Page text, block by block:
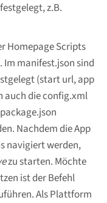
z.B.
Homepage Scripts
manifest.json sind
(start url, app
auch die config.xml
Nachdem die App
navigiert werden,
zu starten. Möchte
ist der Befehl
Als Plattform